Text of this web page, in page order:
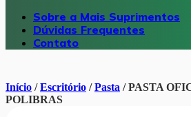
Sobre a Mais Suprimentos
Dúvidas Frequentes
Contato
Início /Escritório /Pasta / PASTA
POLIBRAS